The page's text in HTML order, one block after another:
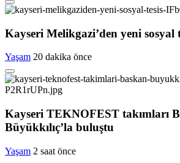
Kayseri Melikgazi’den yeni sosyal
Yaşam 20 dakika önce
Kayseri TEKNOFEST takımları
Büyükkılıç’la buluştu
Yaşam 2 saat önce